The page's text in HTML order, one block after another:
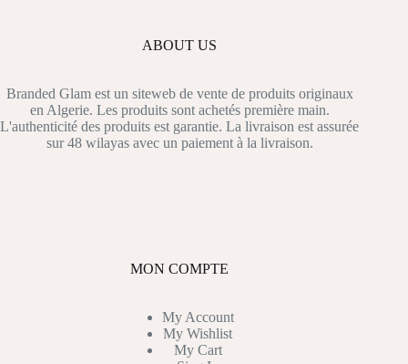
ABOUT US
Branded Glam est un siteweb de vente de produits originaux
en Algerie. Les produits sont achetés première main.
L'authenticité des produits est garantie. La livraison est assurée
sur 48 wilayas avec un paiement à la livraison.
MON COMPTE
My Account
My Wishlist
My Cart